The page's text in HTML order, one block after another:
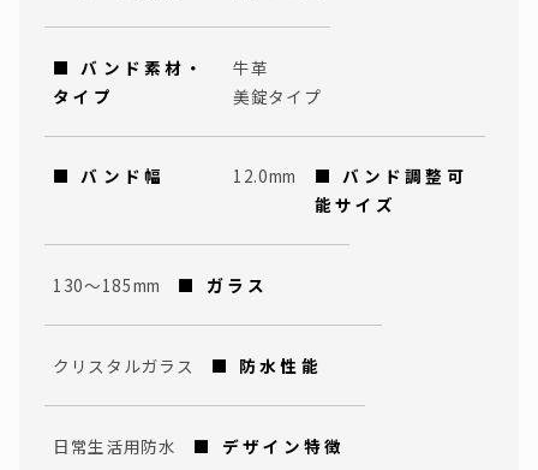
■ バンド素材・
タイプ
牛革
美錠タイプ
■ バンド幅 12.0mm
■ バンド調整可
能サイズ
130～185mm ■ ガラス
クリスタルガラス ■ 防水性能
日常生活用防水 ■ デザイン特徴